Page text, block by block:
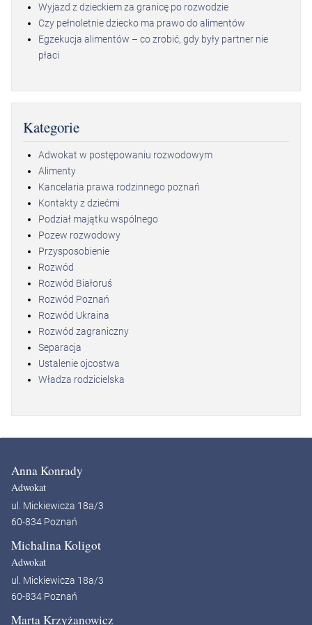
Wyjazd z dzieckiem za granicę po rozwodzie
Czy pełnoletnie dziecko ma prawo do alimentów
Egzekucja alimentów – co zrobić, gdy były partner nie
płaci
Kategorie
Adwokat w postępowaniu rozwodowym
Alimenty
Kancelaria prawa rodzinnego poznań
Kontakty z dziećmi
Podział majątku wspólnego
Pozew rozwodowy
Przysposobienie
Rozwód
Rozwód Białoruś
Rozwód Poznań
Rozwód Ukraina
Rozwód zagraniczny
Separacja
Ustalenie ojcostwa
Władza rodzicielska
Anna Konrady
Adwokat
ul. Mickiewicza 18a/3
60-834 Poznań
Michalina Koligot
Adwokat
ul. Mickiewicza 18a/3
60-834 Poznań
Marta Krzyżanowicz